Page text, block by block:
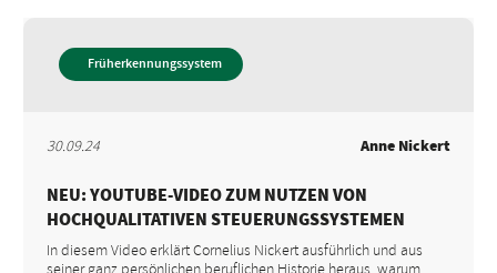
Früherkennungssystem
30.09.24 Anne Nickert
NEU: YOUTUBE-VIDEO ZUM NUTZEN VON
HOCHQUALITATIVEN STEUERUNGSSYSTEMEN
In diesem Video erklärt Cornelius Nickert ausführlich und aus